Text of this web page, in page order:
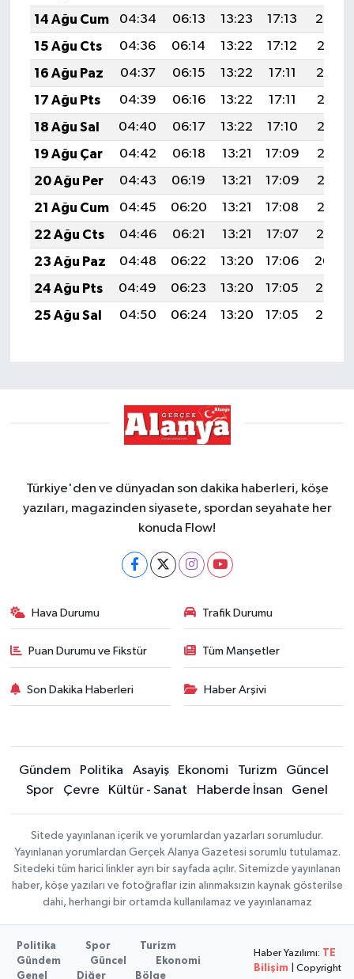
14 Ağu Cum
04:34 06:13 13:23 17:13
20:22
15 Ağu Cts
04:36 06:14 13:22 17:12
20:21
16 Ağu Paz
04:37 06:15 13:22 17:11
20:19
17 Ağu Pts
04:39 06:16 13:22 17:11
20:18
18 Ağu Sal
04:40 06:17 13:22 17:10
20:16
19 Ağu Çar
04:42 06:18 13:21 17:09
20:15
20 Ağu Per
04:43 06:19 13:21 17:09
20:13
21 Ağu Cum
04:45 06:20 13:21 17:08
20:12
22 Ağu Cts
04:46 06:21 13:21 17:07
20:10
23 Ağu Paz
04:48 06:22 13:20 17:06
20:09
24 Ağu Pts
04:49 06:23 13:20 17:05
20:07
25 Ağu Sal
04:50 06:24 13:20 17:05 20:06
Türkiye'den ve dünyadan son dakika haberleri, köşe
yazıları, magazinden siyasete, spordan seyahate her
konuda Flow!
Hava Durumu Trafik Durumu
Puan Durumu ve Fikstür Tüm Manşetler
Son Dakika Haberleri Haber Arşivi
Gündem Politika Asayiş Ekonomi Turizm
Güncel
Spor
Çevre Kültür - Sanat Haberde İnsan Genel
Sitede yayınlanan içerik ve yorumlardan yazarları sorumludur.
Yayınlanan yorumlardan Gerçek Alanya Gazetesi sorumlu tutulamaz.
Sitedeki tüm harici linkler ayrı bir sayfada açılır. Sitemizde yayınlanan
haber, köşe yazıları ve fotoğraflar izin alınmaksızın kaynak gösterilse
dahi, herhangi bir ortamda kullanılamaz ve yayınlanamaz
Politika Spor
Turizm
Gündem
Güncel
Ekonomi
Genel
Diğer Bölge
Haber Yazılımı: TE
Bilişim | Copyright